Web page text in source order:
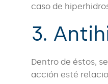
caso de
3.
Dentro de éstos,
acción esté